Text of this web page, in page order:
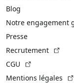
Blog
Notre engagement
Presse
Recrutement
CGU
Mentions légales